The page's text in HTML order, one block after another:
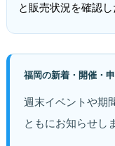
と販売状況を確認
福岡の新着・開催・
週末イベントや期
ともにお知らせし